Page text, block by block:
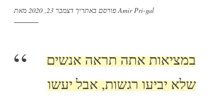
פורסם באתריך דצמבר 23, 2020 מאתAmir Pri-gal
במציאות אתה תראה אנשים
שלא יביעו רגשות, אבל יעשו